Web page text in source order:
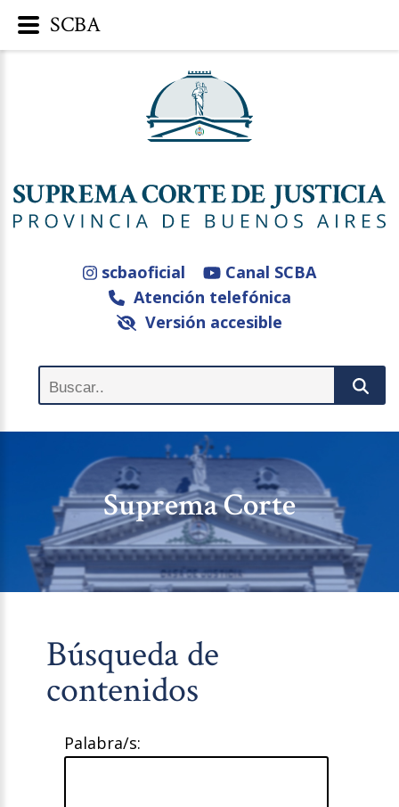
scbaoficial
Canal SCBA
Atención telefónica
Versión accesible
Suprema Corte
Búsqueda de
contenidos
Palabra/s:
SCBA